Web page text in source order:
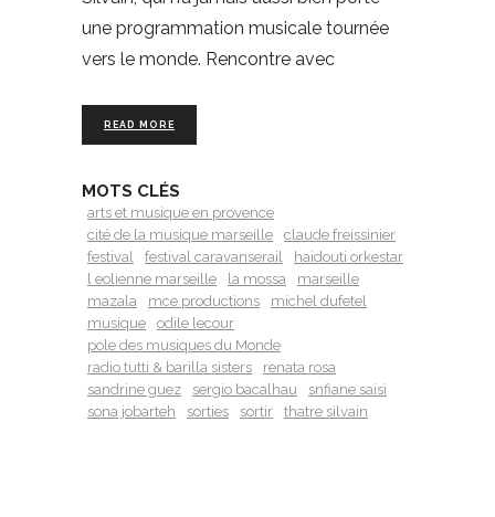
une programmation musicale tournée
vers le monde. Rencontre avec
READ MORE
MOTS CLÉS
arts et musique en provence
cité de la musique marseille
claude freissinier
festival
festival caravanserail
haidouti orkestar
l eolienne marseille
la mossa
marseille
mazala
mce productions
michel dufetel
musique
odile lecour
pole des musiques du Monde
radio tutti & barilla sisters
renata rosa
sandrine guez
sergio bacalhau
snfiane saisi
sona jobarteh
sorties sortir thatre silvain